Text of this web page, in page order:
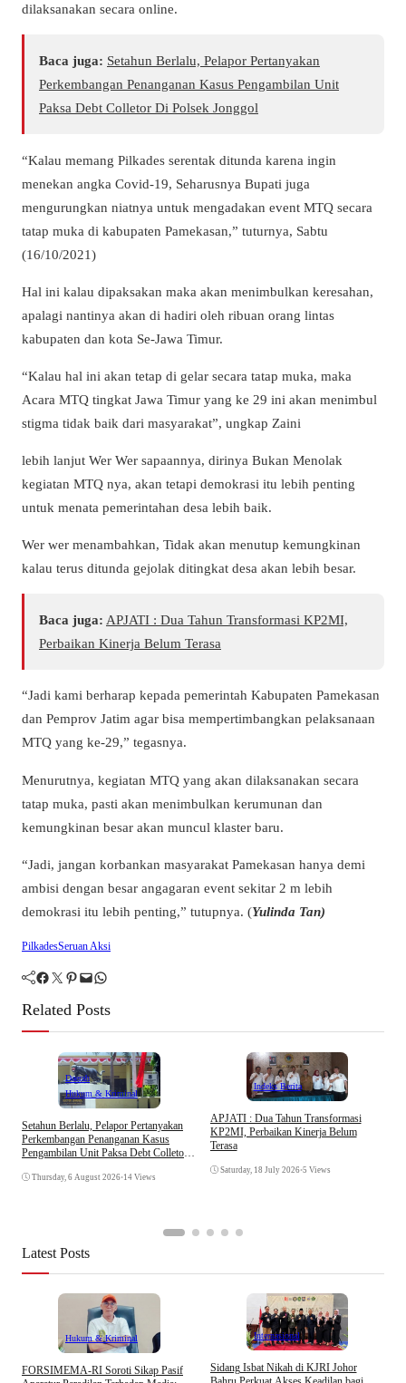
dilaksanakan secara online.
Baca juga: Setahun Berlalu, Pelapor Pertanyakan
Perkembangan Penanganan Kasus Pengambilan Unit
Paksa Debt Colletor Di Polsek Jonggol
“Kalau memang Pilkades serentak ditunda karena ingin
menekan angka Covid-19, Seharusnya Bupati juga
mengurungkan niatnya untuk mengadakan event MTQ secara
tatap muka di kabupaten Pamekasan,” tuturnya, Sabtu
(16/10/2021)
Hal ini kalau dipaksakan maka akan menimbulkan keresahan,
apalagi nantinya akan di hadiri oleh ribuan orang lintas
kabupaten dan kota Se-Jawa Timur.
“Kalau hal ini akan tetap di gelar secara tatap muka, maka
Acara MTQ tingkat Jawa Timur yang ke 29 ini akan menimbul
stigma tidak baik dari masyarakat”, ungkap Zaini
lebih lanjut Wer Wer sapaannya, dirinya Bukan Menolak
kegiatan MTQ nya, akan tetapi demokrasi itu lebih penting
untuk menata pemerintahan desa lebih baik.
Wer wer menambahkan, Tidak akan menutup kemungkinan
kalau terus ditunda gejolak ditingkat desa akan lebih besar.
Baca juga: APJATI : Dua Tahun Transformasi KP2MI,
Perbaikan Kinerja Belum Terasa
“Jadi kami berharap kepada pemerintah Kabupaten Pamekasan
dan Pemprov Jatim agar bisa mempertimbangkan pelaksanaan
MTQ yang ke-29,” tegasnya.
Menurutnya, kegiatan MTQ yang akan dilaksanakan secara
tatap muka, pasti akan menimbulkan kerumunan dan
kemungkinan besar akan muncul klaster baru.
“Jadi, jangan korbankan masyarakat Pamekasan hanya demi
ambisi dengan besar angagaran event sekitar 2 m lebih
demokrasi itu lebih penting,” tutupnya. (Yulinda Tan)
PilkadesSeruan Aksi
Facebook Twitter Pinterest Mail WhatsApp
Related Posts
Daerah
Hukum & Kriminal
Setahun Berlalu, Pelapor Pertanyakan
Perkembangan Penanganan Kasus
Pengambilan Unit Paksa Debt Colletor
Thursday, 6 August 2026•14 Views
Indeks Berita
APJATI : Dua Tahun Transformasi
KP2MI, Perbaikan Kinerja Belum
Terasa
Saturday, 18 July 2026•5 Views
Latest Posts
Hukum & Kriminal
​FORSIMEMA-RI Soroti Sikap Pasif
Internasional
Sidang Isbat Nikah di KJRI Johor